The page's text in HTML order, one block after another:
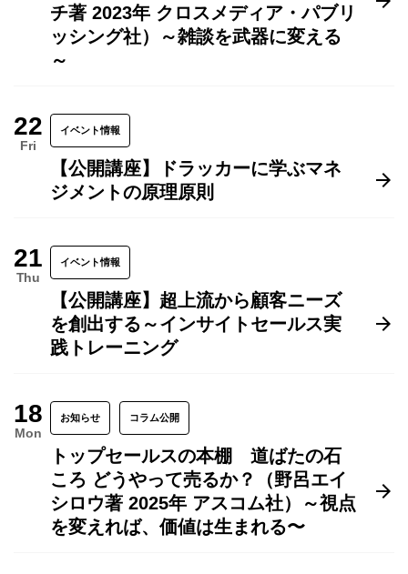
チ著 2023年 クロスメディア・パブリ
ッシング社）～雑談を武器に変える
～
22
Fri
イベント情報
【公開講座】ドラッカーに学ぶマネ
ジメントの原理原則
21
Thu
イベント情報
【公開講座】超上流から顧客ニーズ
を創出する～インサイトセールス実
践トレーニング
18
Mon
お知らせ コラム公開
トップセールスの本棚 道ばたの石
ころ どうやって売るか？（野呂エイ
シロウ著 2025年 アスコム社）～視点
を変えれば、価値は生まれる〜